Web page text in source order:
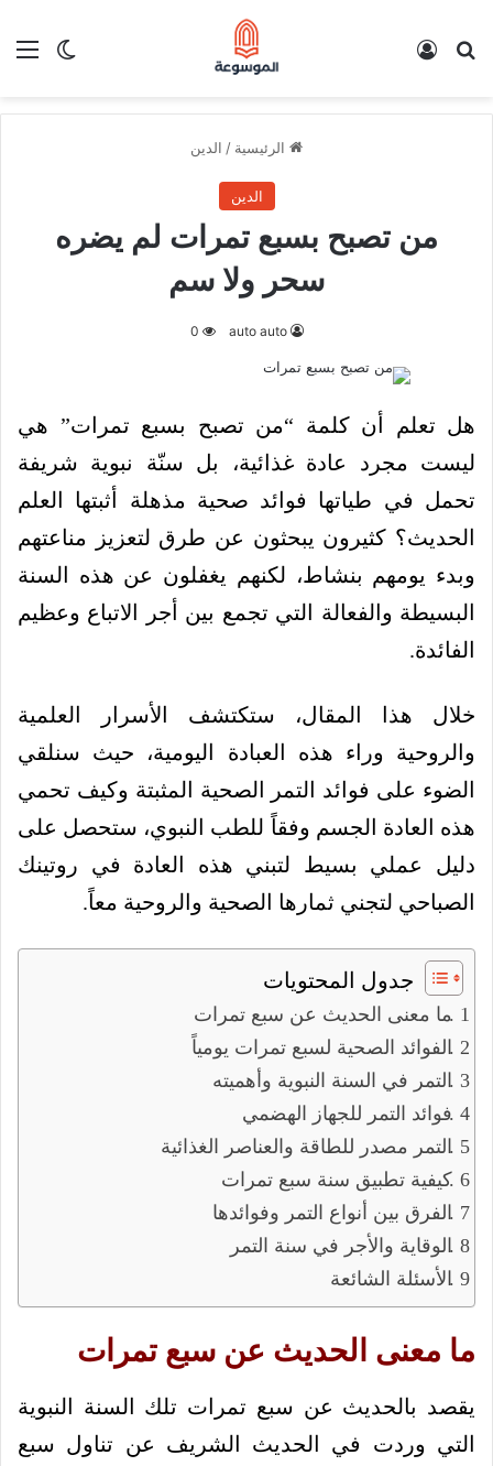
الوضع بحث عن
الرئيسية / الدين
الدين
من تصبح بسبع تمرات لم يضره
سحر ولا سم
auto auto
0
هل تعلم أن كلمة “من تصبح بسبع تمرات” هي
ليست مجرد عادة غذائية، بل سنّة نبوية شريفة
تحمل في طياتها فوائد صحية مذهلة أثبتها العلم
الحديث؟ كثيرون يبحثون عن طرق لتعزيز مناعتهم
وبدء يومهم بنشاط، لكنهم يغفلون عن هذه السنة
البسيطة والفعالة التي تجمع بين أجر الاتباع وعظيم
الفائدة.
خلال هذا المقال، ستكتشف الأسرار العلمية
والروحية وراء هذه العبادة اليومية، حيث سنلقي
الضوء على فوائد التمر الصحية المثبتة وكيف تحمي
هذه العادة الجسم وفقاً للطب النبوي، ستحصل على
دليل عملي بسيط لتبني هذه العادة في روتينك
الصباحي لتجني ثمارها الصحية والروحية معاً.
جدول المحتويات
ما معنى الحديث عن سبع تمرات
الفوائد الصحية لسبع تمرات يومياً
التمر في السنة النبوية وأهميته
فوائد التمر للجهاز الهضمي
التمر مصدر للطاقة والعناصر الغذائية
كيفية تطبيق سنة سبع تمرات
الفرق بين أنواع التمر وفوائدها
الوقاية والأجر في سنة التمر
الأسئلة الشائعة
ما معنى الحديث عن سبع تمرات
يقصد بالحديث عن سبع تمرات تلك السنة النبوية
التي وردت في الحديث الشريف عن تناول سبع